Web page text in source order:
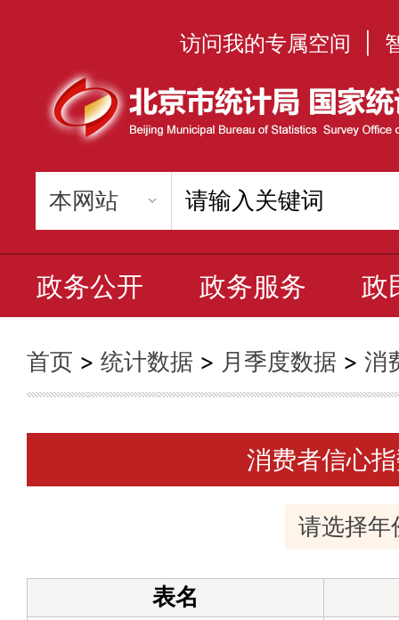
访问我的专属空间
政务公开 政务服务 政
首页 > 统计数据 > 月季度数据 > 消
消费者信心
表名